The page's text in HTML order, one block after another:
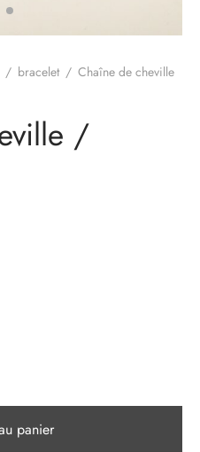
/ bracelet / Chaîne de cheville
/
panier